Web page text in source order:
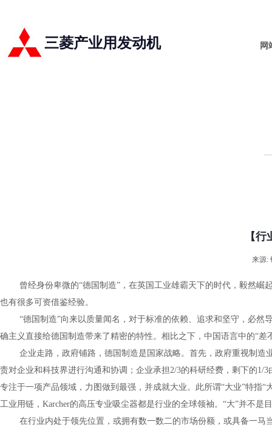
网
三菱产业用发动机
【
来源:
曾经身份卑微的“德国制造” ，在英国工业雄霸天下的时代，毅然崛
也有很多可资借鉴经验。
“德国制造”向来以质量闻名，对于标准的依赖、追求和坚守，必然
确主义直接给德国制造带来了精密的特性。相比之下，中国语言中的“差
企业走路，政府铺路，德国制造是国家战略。首先，政府重视制
责对企业和科技界进行沟通和协调；企业承担2/3的科研经费，剩下的1/3
专注于一项产品领域，力图做到最强，并成就大业。此所谓“大业”特指“
工业用链， Karcher的高压专业吸尘器都是行业的全球领袖。 “大”并不是
在行业内处于领先位置，或拥有数一数二的市场份额，或具备一